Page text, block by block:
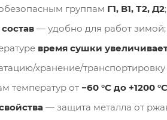
группам Г1, В1, Т2, Д2;
— удобно для работ зимой;
время сушки
хранение/
температур от −60 °C до +1200 °C
— защита металла от